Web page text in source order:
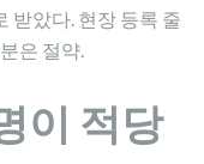
받았다. 현장 등록 줄
은 절약.
이 적당